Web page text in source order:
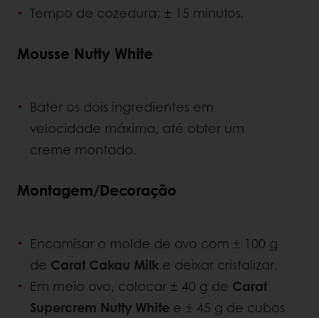
Tempo de cozedura: ± 15 minutos.
Mousse Nutty White
Bater os dois ingredientes em
velocidade máxima, até obter um
creme montado.
Montagem/Decoração
Encamisar o molde de ovo com ± 100 g
de Carat Cakau Milk e deixar cristalizar.
Em meio ovo, colocar ± 40 g de Carat
Supercrem Nutty White e ± 45 g de cubos